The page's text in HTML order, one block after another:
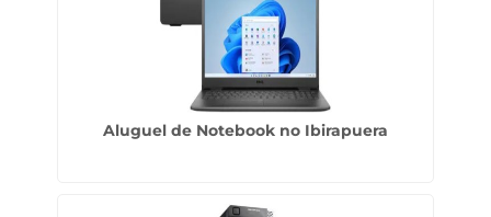
Aluguel de Notebook no Ibirapuera